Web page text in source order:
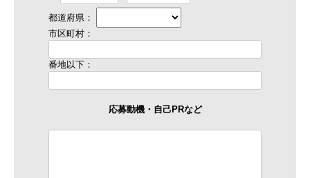
都道府県：
市区町村：
番地以下：
応募動機・自己PRなど